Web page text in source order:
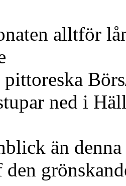
alltför
pittoreska
ned i
än